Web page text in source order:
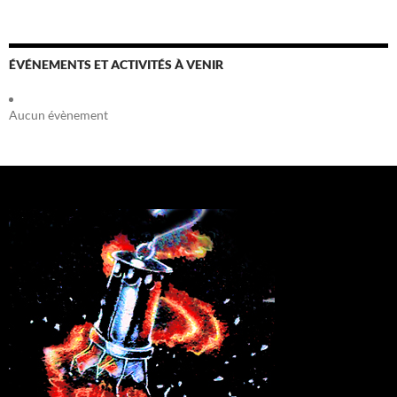
ÉVÉNEMENTS ET ACTIVITÉS À VENIR
Aucun évènement